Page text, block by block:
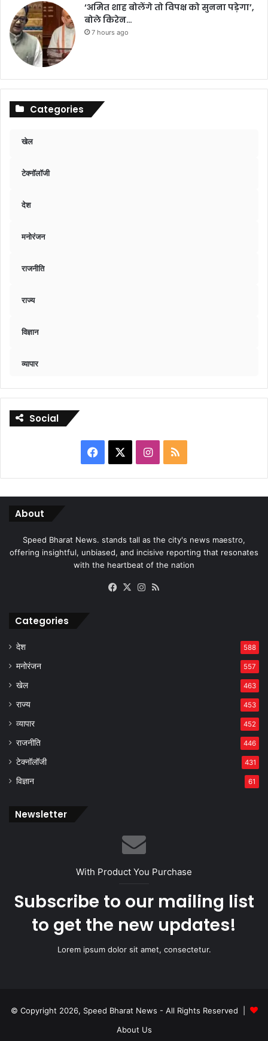
‘अमित शाह बोलेंगे तो विपक्ष को सुनना पड़ेगा’,
बोले किरेन…
7 hours ago
Categories
खेल
टेक्नॉलॉजी
देश
मनोरंजन
राजनीति
राज्य
विज्ञान
व्यापार
Social
Facebook Instagram
RSS
About
Speed Bharat News. stands tall as the city's news maestro,
offering insightful, unbiased, and incisive reporting that resonates
with the heartbeat of the nation
Facebook
X Instagram
Categories
देश 588
मनोरंजन 557
खेल 463
राज्य 453
व्यापार 452
राजनीति 446
टेक्नॉलॉजी 431
विज्ञान 61
Newsletter
With Product You Purchase
Subscribe to our mailing list
to get the new updates!
Lorem ipsum dolor sit amet, consectetur.
© Copyright 2026, Speed Bharat News - All Rights Reserved |
About Us